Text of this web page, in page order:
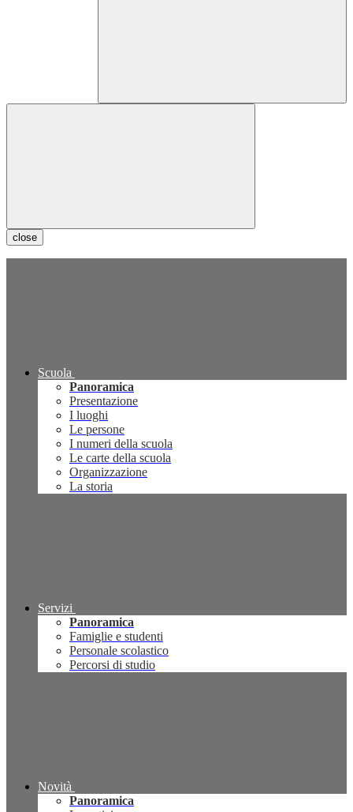
close
Scuola
Panoramica
Presentazione
I luoghi
Le persone
I numeri della scuola
Le carte della scuola
Organizzazione
La storia
Servizi
Panoramica
Famiglie e studenti
Personale scolastico
Percorsi di studio
Novità
Panoramica